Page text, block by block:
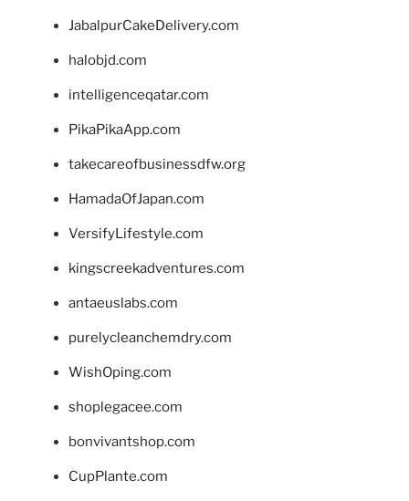
JabalpurCakeDelivery.com
halobjd.com
intelligenceqatar.com
PikaPikaApp.com
takecareofbusinessdfw.org
HamadaOfJapan.com
VersifyLifestyle.com
kingscreekadventures.com
antaeuslabs.com
purelycleanchemdry.com
WishOping.com
shoplegacee.com
bonvivantshop.com
CupPlante.com